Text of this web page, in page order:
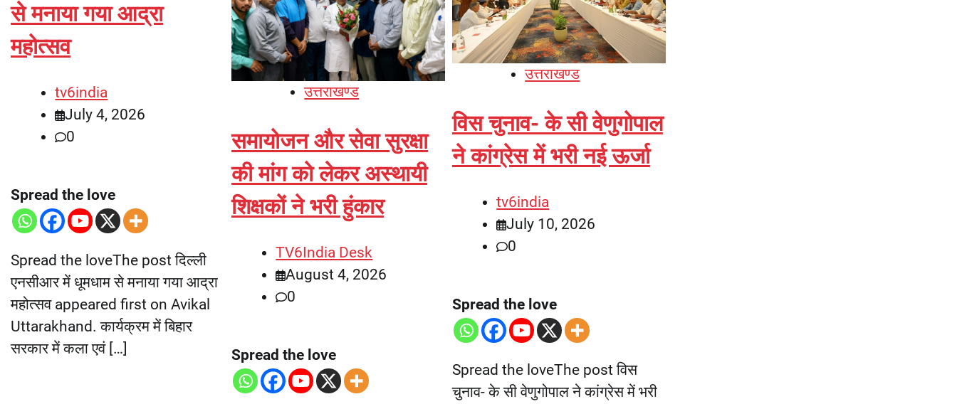
से मनाया गया आद्रा
महोत्सव
tv6india
July 4, 2026
0
Spread the love
Spread the loveThe post दिल्ली
एनसीआर में धूमधाम से मनाया गया आद्रा
महोत्सव appeared first on Avikal
Uttarakhand. कार्यक्रम में बिहार
सरकार में कला एवं […]
उत्तराखण्ड
समायोजन और सेवा सुरक्षा
की मांग को लेकर अस्थायी
शिक्षकों ने भरी हुंकार
TV6India Desk
August 4, 2026
0
Spread the love
उत्तराखण्ड
विस चुनाव- के सी वेणुगोपाल
ने कांग्रेस में भरी नई ऊर्जा
tv6india
July 10, 2026
0
Spread the love
Spread the loveThe post विस
चुनाव- के सी वेणुगोपाल ने कांग्रेस में भरी